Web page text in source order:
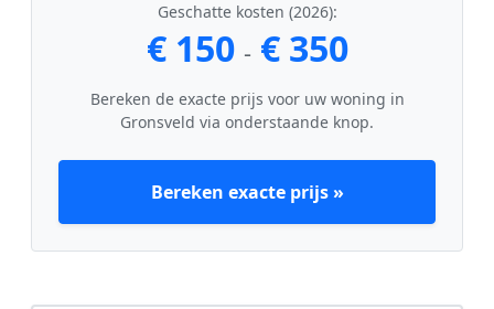
Geschatte kosten (2026):
€ 150 - € 350
Bereken de exacte prijs voor uw woning in
Gronsveld via onderstaande knop.
Bereken exacte prijs »